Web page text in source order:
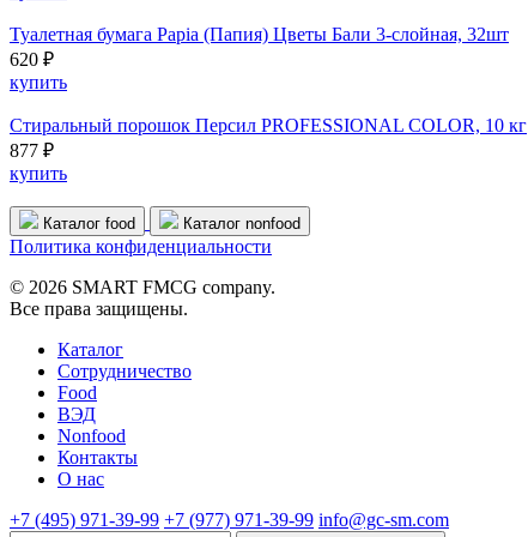
Туалетная бумага Papia (Папия) Цветы Бали 3-слойная, 32шт
620 ₽
купить
Стиральный порошок Персил PROFESSIONAL COLOR, 10 кг
877 ₽
купить
Каталог food Каталог nonfood
Политика конфиденциальности
© 2026 SMART FMCG company.
Все права защищены.
Каталог
Cотрудничество
Food
ВЭД
Nonfood
Контакты
О нас
+7 (495) 971-39-99 +7 (977) 971-39-99 info@gc-sm.com